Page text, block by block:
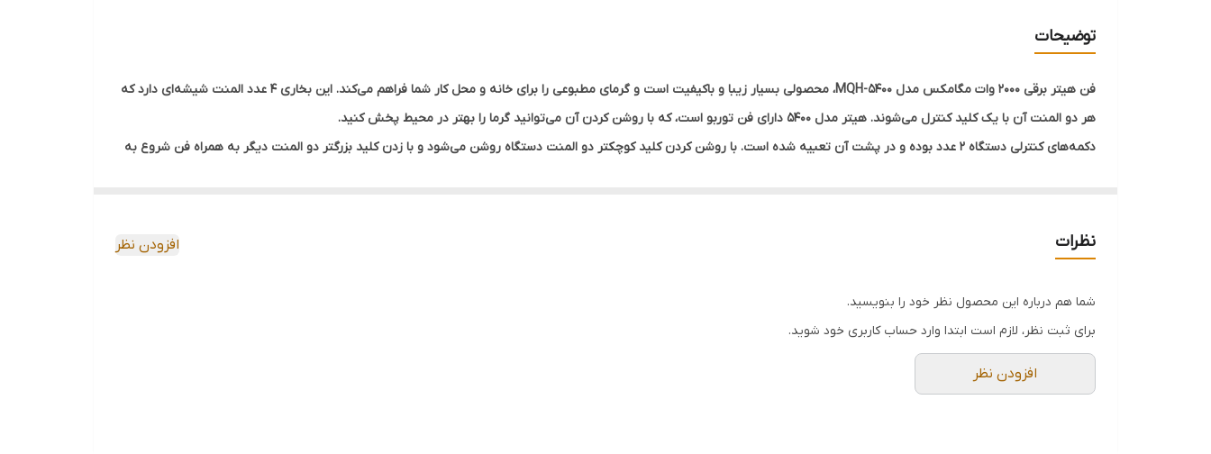
توضیحات
فن هیتر برقی 2000 وات مگامکس مدل MQH-5400، محصولی بسیار زیبا و باکیفیت است و گرمای مطبوعی را برای خانه و محل کار شما فراهم می‌کند. این بخاری 4 عدد المنت شیشه‌ای دارد که
هر دو المنت آن با یک کلید کنترل می‌شوند. هیتر مدل 5400 دارای فن توربو است، که با روشن کردن آن می‌توانید گرما را بهتر در محیط پخش کنید.
دکمه‌های کنترلی دستگاه 2 عدد بوده و در پشت آن تعبیه شده است. با روشن کردن کلید کوچکتر دو المنت دستگاه روشن می‌شود و با زدن کلید بزرگتر دو المنت دیگر به همراه فن شروع به
المنت به کار رفته در ساخت این محصول از کوارتز (مواد شیشه‌ای) ساخته شده است و با تکنولوژی تابشی محیط را به شکل یکنواخت گرم می‌کند. در قسمت زیر این بخاری یک کلید قطع
خودکار ایمن قرار دارد تا در صورت واژگون شدن بخاری، به طور خوکار آن را خاموش کند و از بروز حوادثی مانند آتش سوزی جلوگیری شود. فن به کار رفته در ساخت این مدل، گرما را به طور
نظرات افزودن نظر
شما هم درباره این محصول نظر خود را بنویسید.
برای ثبت نظر، لازم است ابتدا وارد حساب کاربری خود شوید.
افزودن نظر